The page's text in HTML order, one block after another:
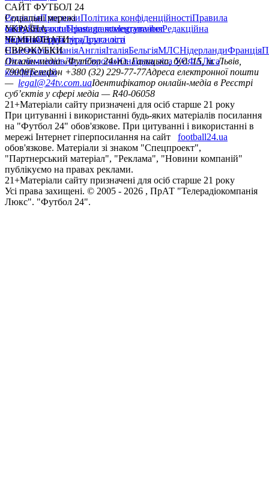
САЙТ ФУТБОЛ 24
РедакціяПрогнозиПолітика конфіденційностіПравила
сайтуКонтактиПравила коментуванняРедакційна
політикаСтруктура власності
Соціальні мережі
facebookxyoutubeinstagramtelegramviber
УКРАЇНА
УкраїнаПерша лігаДруга ліга
ЧЕМПІОНАТИ
НімеччинаІспаніяАнгліяІталіяБельгіяМЛСНідерландиФранція
ЄВРОКУБКИ
Ліга чемпіонівЛіга ЄвропиЮнацька ліга УЄФАЛіга
конференцій
Онлайн-медіа «Футбол 24»пл. Галицька, буд. 15, м. Львів,
79008Телефон +380 (32) 229-77-77Адреса електронної пошти
— legal@24tv.com.uaІдентифікатор онлайн-медіа в Реєстрі
суб’єктів у сфері медіа — R40-06058
21+Матеріали сайту призначені для осіб старше 21 року
При цитуванні і використанні будь-яких матеріалів посилання
на "Футбол 24" обов'язкове. При цитуванні і використанні в
мережі Інтернет гіперпосилання на сайт
football24.ua
обов'язкове. Матеріали зі знаком "Спецпроект",
"Партнерський матеріал", "Реклама", "Новини компаній"
публікуємо на правах реклами.
21+Матеріали сайту призначені для осіб старше 21 року
Усi права захищенi. © 2005 - 2026 , ПрАТ "Телерадіокомпанія
Люкс". "Футбол 24".